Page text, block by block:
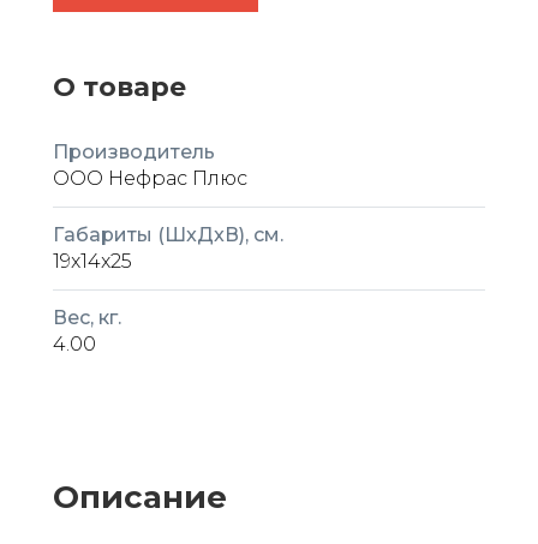
О товаре
Производитель
ООО Нефрас Плюс
Габариты (ШxДxВ), см.
19x14x25
Вес, кг.
4.00
Описание